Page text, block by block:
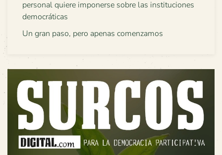
personal quiere imponerse sobre las instituciones
democráticas
Un gran paso, pero apenas comenzamos